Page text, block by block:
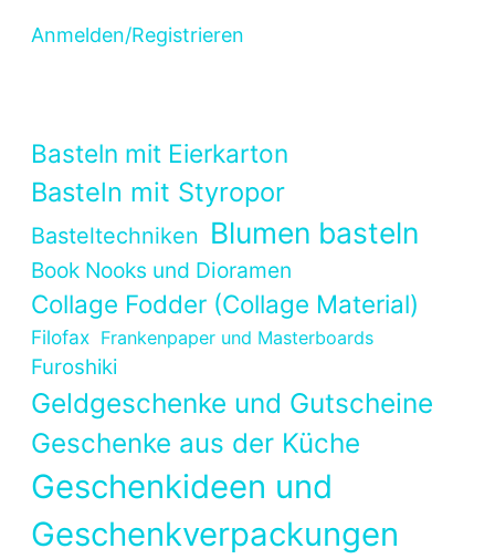
Anmelden/Registrieren
Basteln mit Eierkarton
Basteln mit Styropor
Basteltechniken Blumen basteln
Book Nooks und Dioramen
Collage Fodder (Collage Material)
Filofax Frankenpaper und Masterboards
Furoshiki
Geldgeschenke und Gutscheine
Geschenke aus der Küche
Geschenkideen und
Geschenkverpackungen